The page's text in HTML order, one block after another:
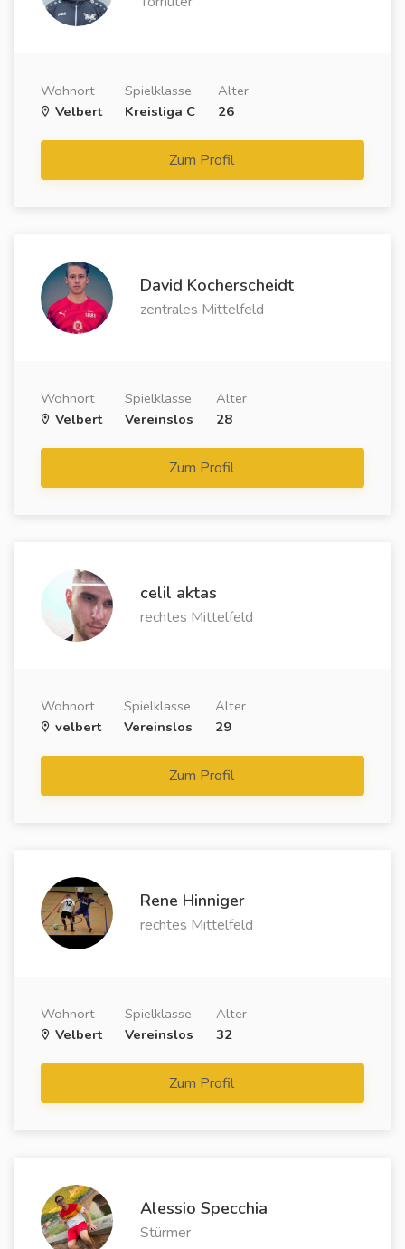
Wohnort
Velbert
Spielklasse
Kreisliga C
Alter
26
Zum Profil
David Kocherscheidt
zentrales Mittelfeld
Wohnort
Velbert
Spielklasse
Vereinslos
Alter
28
Zum Profil
celil aktas
rechtes Mittelfeld
Wohnort
velbert
Spielklasse
Vereinslos
Alter
29
Zum Profil
Rene Hinniger
rechtes Mittelfeld
Wohnort
Velbert
Spielklasse
Vereinslos
Alter
32
Zum Profil
Alessio Specchia
Stürmer